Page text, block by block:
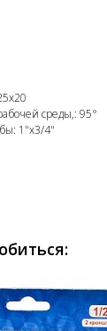
среды,: 95°
1"х3/4"